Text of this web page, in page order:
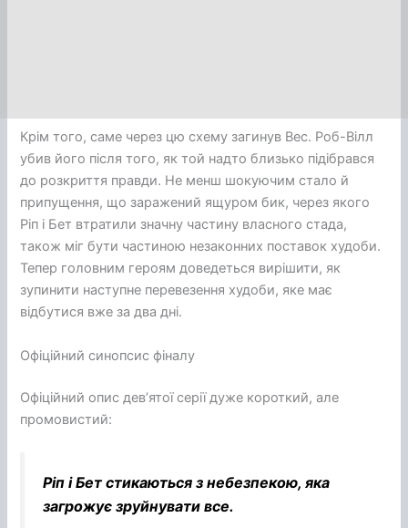
Крім того, саме через цю схему загинув Вес. Роб-Вілл
убив його після того, як той надто близько підібрався
до розкриття правди. Не менш шокуючим стало й
припущення, що заражений ящуром бик, через якого
Ріп і Бет втратили значну частину власного стада,
також міг бути частиною незаконних поставок худоби.
Тепер головним героям доведеться вирішити, як
зупинити наступне перевезення худоби, яке має
відбутися вже за два дні.
Офіційний синопсис фіналу
Офіційний опис дев’ятої серії дуже короткий, але
промовистий:
Ріп і Бет стикаються з небезпекою, яка
загрожує зруйнувати все.